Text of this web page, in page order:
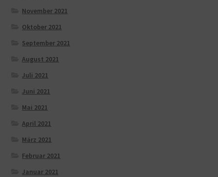
November 2021
Oktober 2021
September 2021
August 2021
Juli 2021
Juni 2021
Mai 2021
April 2021
März 2021
Februar 2021
Januar 2021